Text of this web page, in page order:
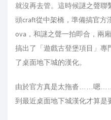
就沒再去管。這時候謎之聲
頭craft從中架橋，準備搞官方
ova，和謎之聲一拍即合，兩
搞出了「遊戲古登堡項目」專
了桌面地下城的漢化。
由於官方真是太拖沓……嗯
到最近桌面地下城漢化才算